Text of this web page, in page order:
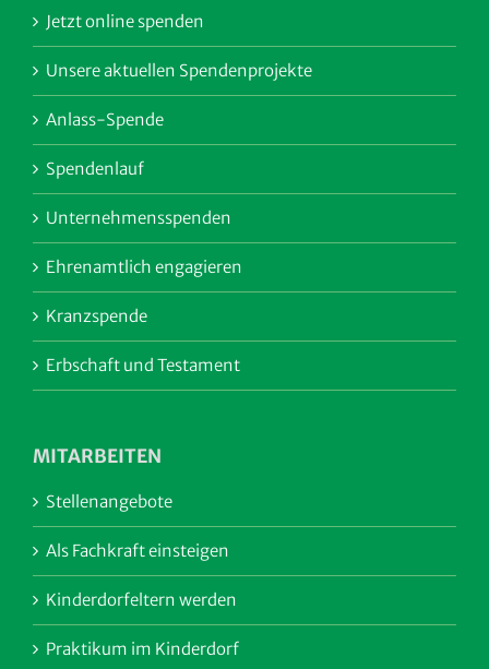
Jetzt online spenden
Unsere aktuellen Spendenprojekte
Anlass-Spende
Spendenlauf
Unternehmensspenden
Ehrenamtlich engagieren
Kranzspende
Erbschaft und Testament
MITARBEITEN
Stellenangebote
Als Fachkraft einsteigen
Kinderdorfeltern werden
Praktikum im Kinderdorf